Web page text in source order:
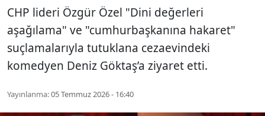
CHP lideri Özgür Özel "Dini değerleri
aşağılama" ve "cumhurbaşkanına hakaret"
suçlamalarıyla tutuklana cezaevindeki
komedyen Deniz Göktaş’a ziyaret etti.
Yayınlanma:05 Temmuz 2026 - 16:40